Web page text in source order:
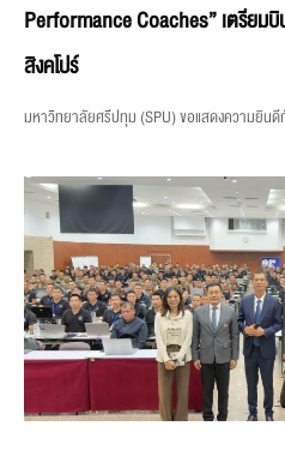
Performance Coaches” เตรีย
สิงคโปร์
มหาวิทยาลัยศรีปทุม (SPU) ขอแสดงความยิน